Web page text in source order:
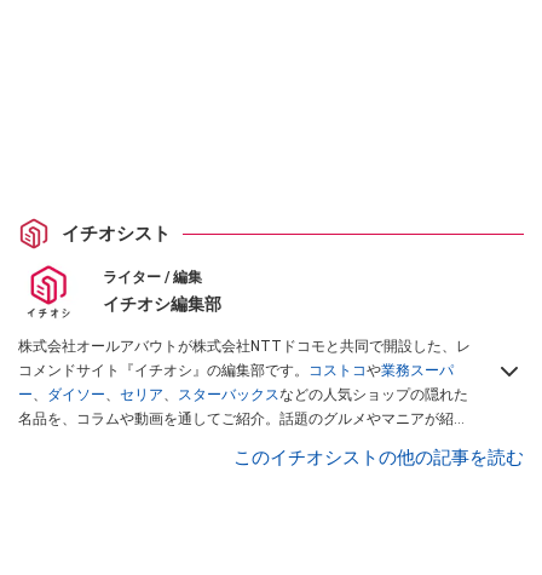
イチオシスト
ライター / 編集
イチオシ編集部
株式会社オールアバウトが株式会社NTTドコモと共同で開設した、レ
コメンドサイト『イチオシ』の編集部です。 コストコや業務スーパ
ー、 ダイソー、 セリア、 スターバックスなどの人気ショップの隠れた
名品を、コラムや動画を通してご紹介。話題のグルメやマニアが紹介
インフルエンサーが実際に使用してレビューしています。毎日トレン
このイチオシストの他の記事を読む